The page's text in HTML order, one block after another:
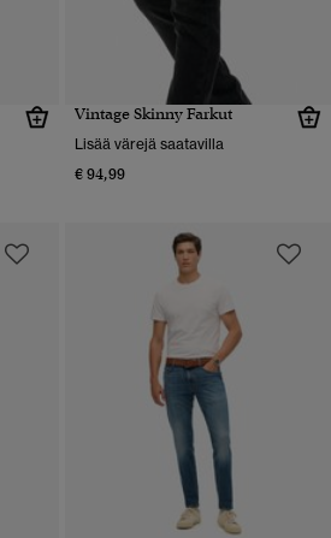
Vintage Skinny Farkut
Lisää värejä saatavilla
€ 94,99